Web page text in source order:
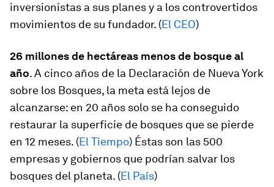
inversionistas a sus planes y a los controvertidos
movimientos de su fundador. (El CEO)
26 millones de hectáreas menos de bosque al
año. A cinco años de la Declaración de Nueva York
sobre los Bosques, la meta está lejos de
alcanzarse: en 20 años solo se ha conseguido
restaurar la superficie de bosques que se pierde
en 12 meses. (El Tiempo) Éstas son las 500
empresas y gobiernos que podrían salvar los
bosques del planeta. (El País)